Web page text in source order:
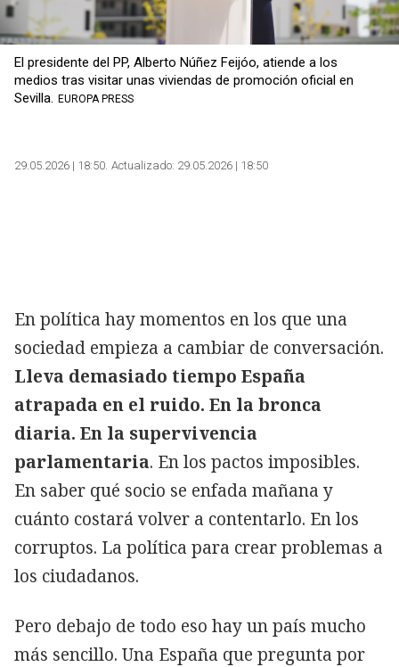
El presidente del PP, Alberto Núñez Feijóo, atiende a los
medios tras visitar unas viviendas de promoción oficial en
Sevilla. EUROPA PRESS
29.05.2026 | 18:50 Actualizado: 29.05.2026 | 18:50
En política hay momentos en los que una
sociedad empieza a cambiar de conversación.
Lleva demasiado tiempo España
atrapada en el ruido. En la bronca
diaria. En la supervivencia
parlamentaria. En los pactos imposibles.
En saber qué socio se enfada mañana y
cuánto costará volver a contentarlo. En los
corruptos. La política para crear problemas a
los ciudadanos.
Pero debajo de todo eso hay un país mucho
más sencillo. Una España que pregunta por